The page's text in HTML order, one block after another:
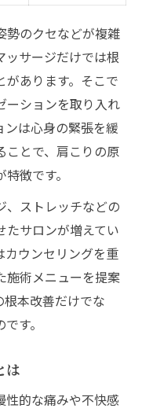
勢のクセなどが複雑
ッサージだけでは根
あります。そこで
ーションを取り入れ
ンは心身の緊張を緩
ことで、肩こりの原
徴です。
、ストレッチなどの
たサロンが増えてい
カウンセリングを重
施術メニューを提案
根本改善だけでな
す。
は
性的な痛みや不快感